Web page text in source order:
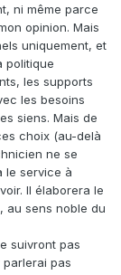
ni même parce
opinion. Mais
uniquement, et
politique
les supports
les besoins
siens. Mais de
choix (au-delà
ne se
le service à
Il élaborera le
au sens noble du
suivront pas
pas